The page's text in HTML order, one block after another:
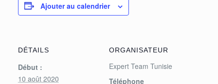
Ajouter au calendrier
DÉTAILS
Début :
10 août 2020
ORGANISATEUR
Expert Team Tunisie
Téléphone